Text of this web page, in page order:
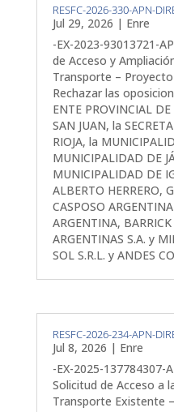
RESFC-2026-330-APN-
Jul 29, 2026 | Enre
-EX-2023-93013721-
de Acceso y
Transporte –
Rechazar las
ENTE PROVINCIAL
SAN JUAN, la
RIOJA, la
MUNICIPALIDAD DE
MUNICIPALIDAD DE
ALBERTO HERRERO,
CASPOSO
ARGENTINA,
ARGENTINAS S.A. y
SOL S.R.L. y ANDES
RESFC-2026-234-APN-
Jul 8, 2026 | Enre
-EX-2025-137784307-
Solicitud de Acceso a
Transporte Existente